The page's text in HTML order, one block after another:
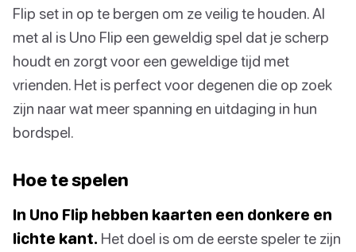
Flip set in op te bergen om ze veilig te houden. Al
met al is Uno Flip een geweldig spel dat je scherp
houdt en zorgt voor een geweldige tijd met
vrienden. Het is perfect voor degenen die op zoek
zijn naar wat meer spanning en uitdaging in hun
bordspel.
Hoe te spelen
In Uno Flip hebben kaarten een donkere en
lichte kant. Het doel is om de eerste speler te zijn